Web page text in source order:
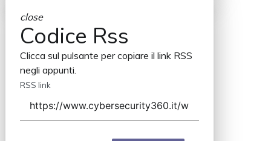
close
Codice Rss
Clicca sul pulsante per copiare il link RSS
negli appunti.
RSS link